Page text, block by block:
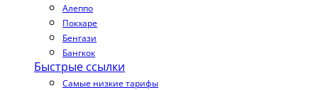
Алеппо
Покхаре
Бенгази
Бангкок
Быстрые ссылки
Самые низкие тарифы